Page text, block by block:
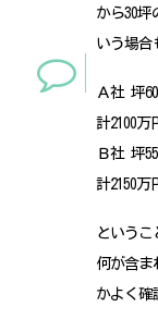
から30坪
いう場合
Ａ社 坪
計2100万
Ｂ社 坪
計2150万
というこ
何が含ま
かよく確